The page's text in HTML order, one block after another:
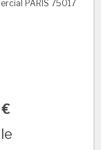
PARIS 75017